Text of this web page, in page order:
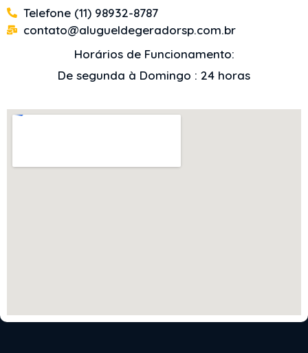
Telefone (11) 98932-8787
contato@alugueldegeradorsp.com.br
Horários de Funcionamento:
De segunda à Domingo : 24 horas